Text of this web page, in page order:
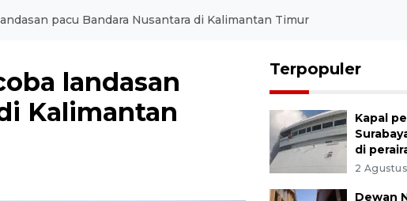
pacu Bandara Nusantara di Kalimantan Timur
landasan
Kalimantan
Terpopuler
Kapal
di
2
Dewan